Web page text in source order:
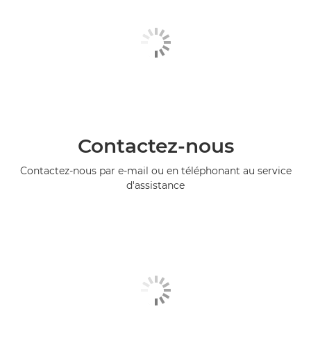
Contactez-nous
Contactez-nous par e-mail ou en téléphonant au service
d'assistance